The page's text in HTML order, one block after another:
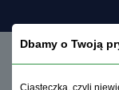
Dbamy o Twoją
Ciasteczka, czyli